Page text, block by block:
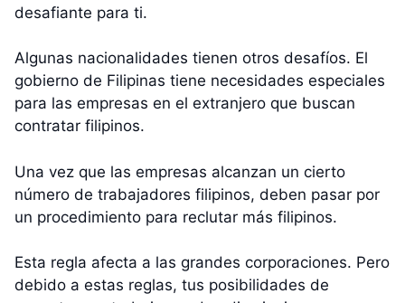
desafiante para ti.
Algunas nacionalidades tienen otros desafíos. El
gobierno de Filipinas tiene necesidades especiales
para las empresas en el extranjero que buscan
contratar filipinos.
Una vez que las empresas alcanzan un cierto
número de trabajadores filipinos, deben pasar por
un procedimiento para reclutar más filipinos.
Esta regla afecta a las grandes corporaciones. Pero
debido a estas reglas, tus posibilidades de